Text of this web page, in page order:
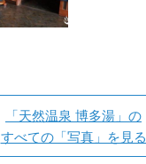
「天然温泉 博多湯」の
すべての「写真」を見る